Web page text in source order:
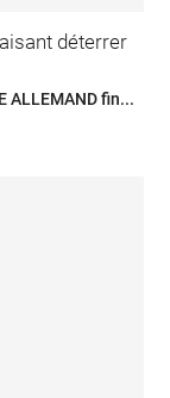
déterrer
genre de ; ANONYME ALLEMAND fin...